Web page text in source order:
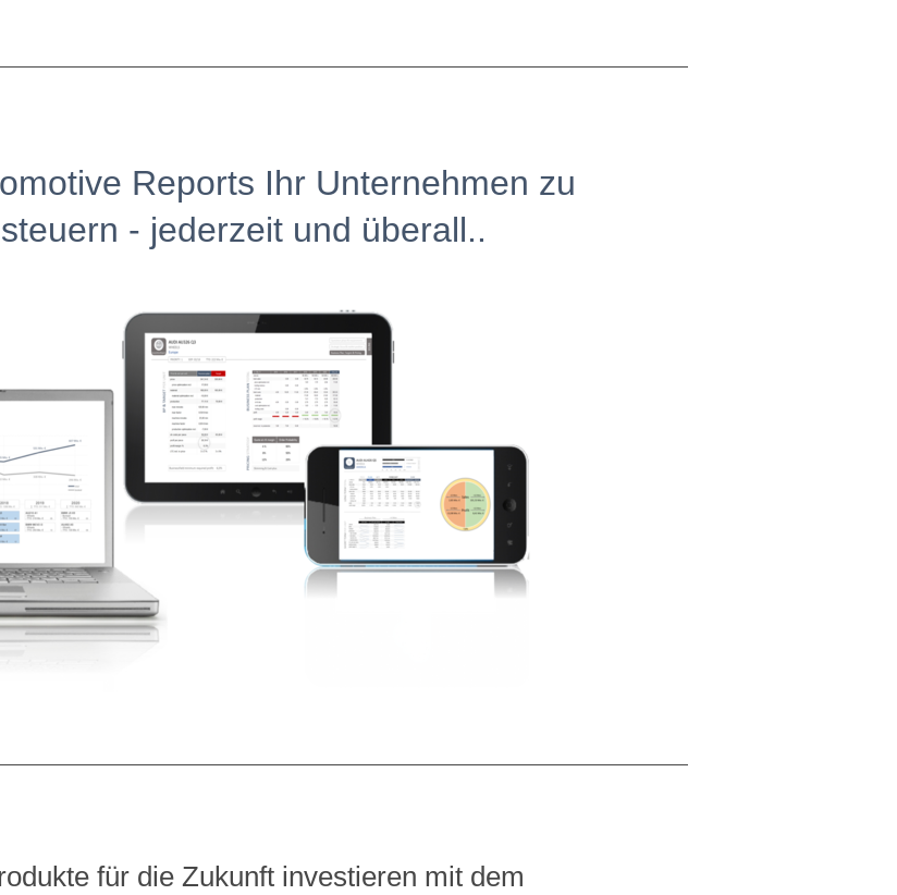
Reports Ihr Unternehmen zu
- jederzeit und überall..
für die Zukunft investieren mit dem